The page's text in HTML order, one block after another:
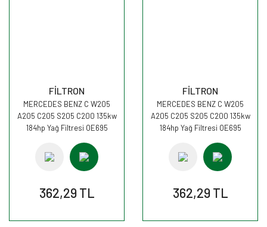
FİLTRON
MERCEDES BENZ C W205
A205 C205 S205 C200 135kw
184hp Yağ Filtresi OE695
362,29 TL
FİLTRON
MERCEDES BENZ C W205
A205 C205 S205 C200 135kw
184hp Yağ Filtresi OE695
362,29 TL